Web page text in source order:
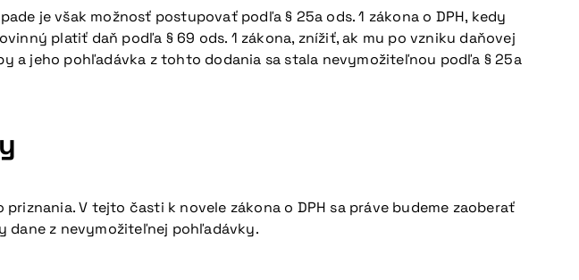
je však možnosť postupovať podľa § 25a ods. 1 zákona o DPH, kedy
platiť daň podľa § 69 ods. 1 zákona, znížiť, ak mu po vzniku daňovej
a jeho pohľadávka z tohto dodania sa stala nevymožiteľnou podľa § 25a
V tejto časti k novele zákona o DPH sa práve budeme zaoberať
dane z nevymožiteľnej pohľadávky.